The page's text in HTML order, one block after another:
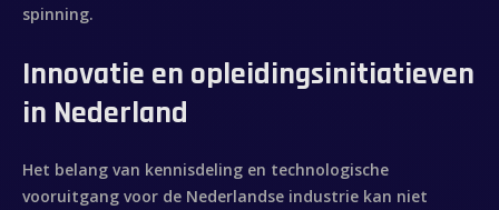
spinning.
Innovatie en opleidingsinitiatieven
in Nederland
Het belang van kennisdeling en technologische
vooruitgang voor de Nederlandse industrie kan niet